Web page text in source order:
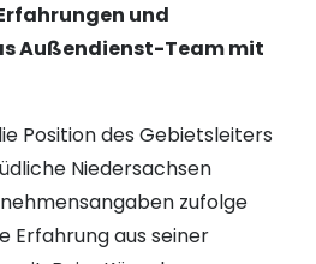
und
Außendienst-Team mit
Position des Gebietsleiters
Niedersachsen
zufolge
Erfahrung aus seiner